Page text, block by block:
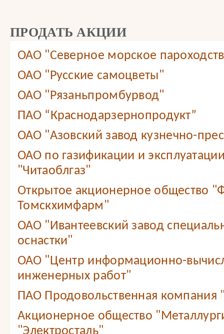
ПРОДАТЬ АКЦИИ
ОАО "Северное морское
ОАО "Русские самоцветы"
ОАО "Рязаньпромбурвод"
ПАО “Краснодарзернопродукт”
ОАО "Азовский завод кузнечно-
ОАО по газификации и эксплуатации
"Читаоблгаз"
Открытое акционерное общество
Томскхимфарм"
ОАО "Ивантеевский завод
оснастки"
ОАО "Центр информационно-
инженерных работ"
ПАО Продовольственная
Акционерное общество
"Электросталь"